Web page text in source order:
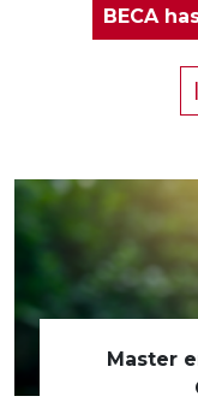
BECA
Master